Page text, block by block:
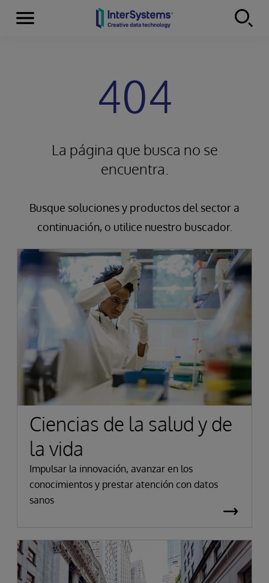
Skip to content
Secciones
404
La página que busca no se
encuentra.
Busque soluciones y productos del sector a
continuación, o utilice nuestro buscador.
Ciencias de la salud y de
la vida
Impulsar la innovación, avanzar en los
conocimientos y prestar atención con datos
sanos